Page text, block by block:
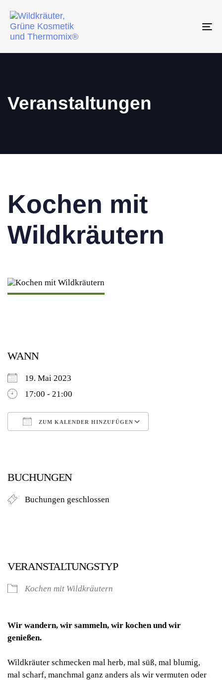
Veranstaltungen
Kochen mit
Wildkräutern
WANN
19. Mai 2023
17:00 - 21:00
ZUM KALENDER HINZUFÜGEN
BUCHUNGEN
Buchungen geschlossen
VERANSTALTUNGSTYP
Kochen mit Wildkräutern
Wir wandern, wir sammeln, wir kochen und wir
genießen.
Wildkräuter schmecken mal herb, mal süß, mal blumig,
mal scharf, manchmal ganz anders als wir vermuten oder